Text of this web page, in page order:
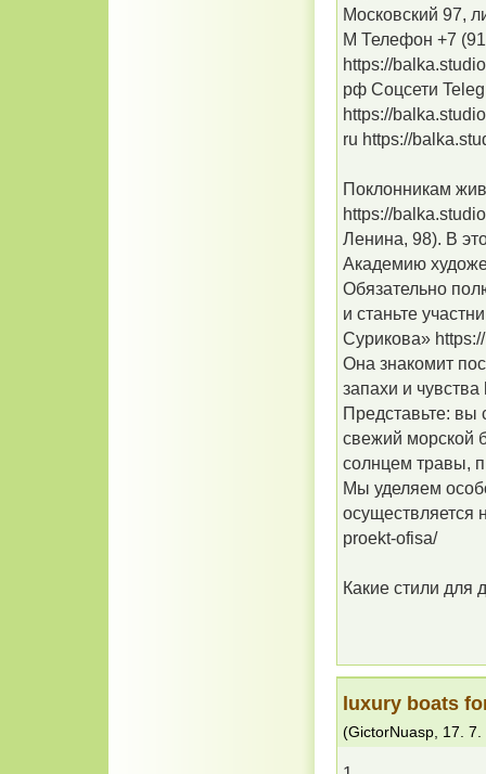
Московский 97,
М Телефон +7
https://
рф Соцсети
https://
ru https://
Поклонникам
https://
Ленина, 98). В
Академию
Обязательно
и станьте
Сурикова»
Она знакомит
запахи и
Представьте: вы
свежий морской
солнцем травы,
Мы уделяем
осуществляется
proekt-ofisa/
Какие стили для
luxury boats
(GictorNuasp 17. 7.